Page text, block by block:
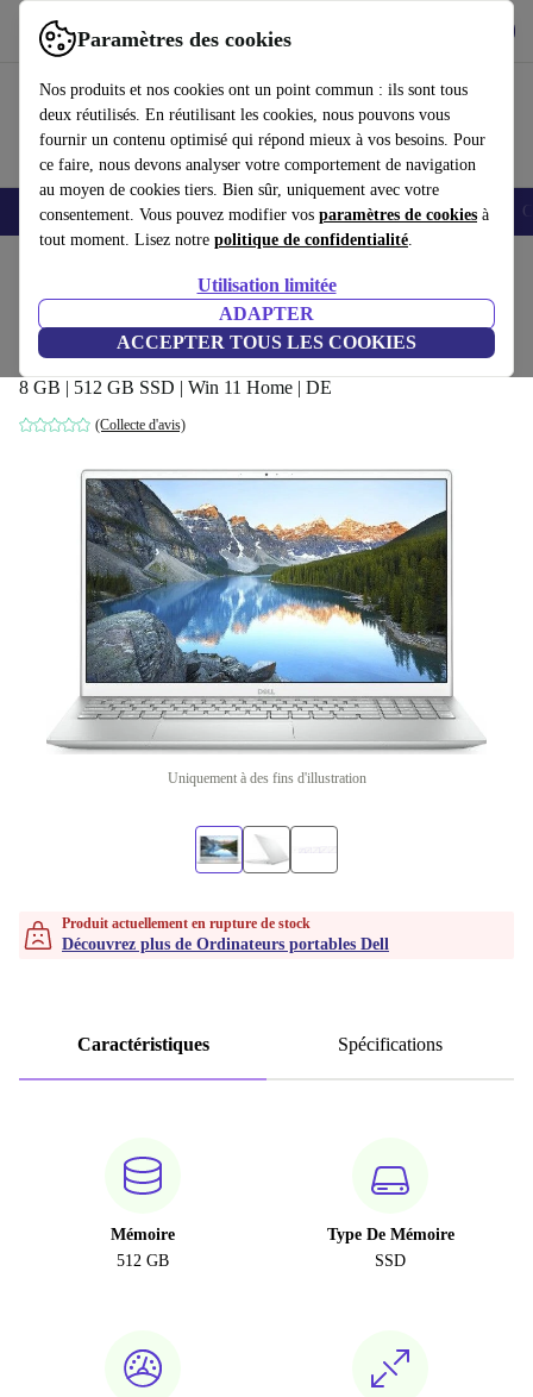
Paramètres des cookies
Nos produits et nos cookies ont un point commun : ils sont tous
deux réutilisés. En réutilisant les cookies, nous pouvons vous
fournir un contenu optimisé qui répond mieux à vos besoins. Pour
ce faire, nous devons analyser votre comportement de navigation
au moyen de cookies tiers. Bien sûr, uniquement avec votre
consentement. Vous pouvez modifier vos paramètres de cookies à
tout moment. Lisez notre politique de confidentialité.
Utilisation limitée
ADAPTER
ACCEPTER TOUS LES COOKIES
Utilisez refurbed rapidement et facilement
Smartphones Laptops Tablettes Montres connectées Accessoires
Dell Inspiron 15 5505 | Ryzen 5 4500U |
15.6"
8 GB | 512 GB SSD | Win 11 Home | DE
(Collecte d'avis)
Uniquement à des fins d'illustration
Produit actuellement en rupture de stock
Découvrez plus de Ordinateurs portables Dell
Caractéristiques Spécifications
Mémoire
512 GB
Type De Mémoire
SSD